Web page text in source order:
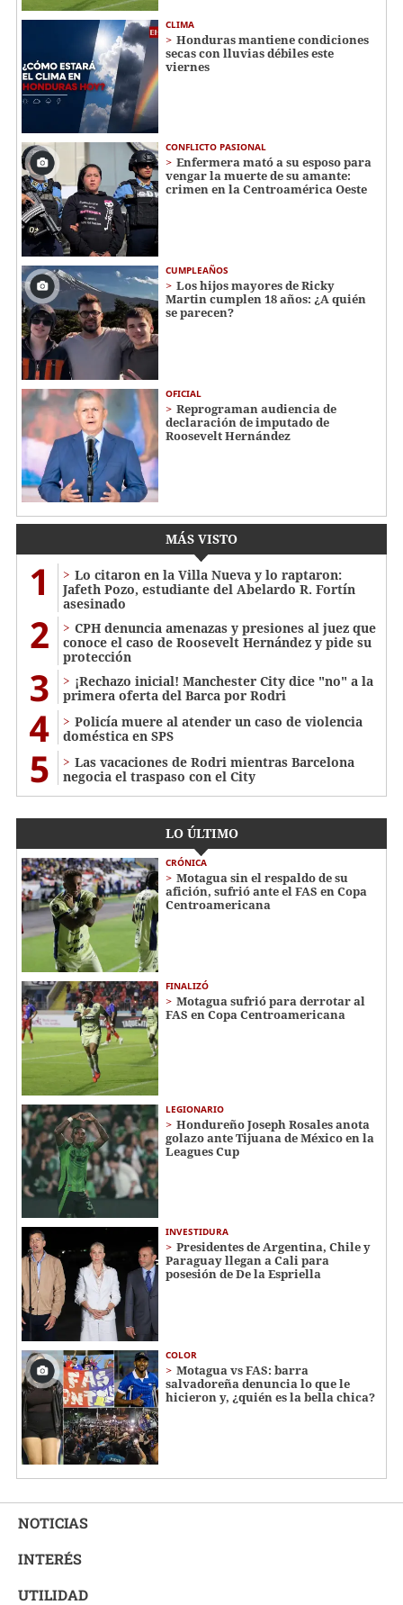
CLIMA
Honduras mantiene condiciones
secas con lluvias débiles este
viernes
CONFLICTO PASIONAL
Enfermera mató a su esposo para
vengar la muerte de su amante:
crimen en la Centroamérica Oeste
CUMPLEAÑOS
Los hijos mayores de Ricky
Martin cumplen 18 años: ¿A quién
se parecen?
OFICIAL
Reprograman audiencia de
declaración de imputado de
Roosevelt Hernández
MÁS VISTO
1
Lo citaron en la Villa Nueva y lo raptaron:
Jafeth Pozo, estudiante del Abelardo R. Fortín
asesinado
2
CPH denuncia amenazas y presiones al juez que
conoce el caso de Roosevelt Hernández y pide su
protección
3
¡Rechazo inicial! Manchester City dice "no" a la
primera oferta del Barca por Rodri
4
Policía muere al atender un caso de violencia
doméstica en SPS
5
Las vacaciones de Rodri mientras Barcelona
negocia el traspaso con el City
LO ÚLTIMO
CRÓNICA
Motagua sin el respaldo de su
afición, sufrió ante el FAS en Copa
Centroamericana
FINALIZÓ
Motagua sufrió para derrotar al
FAS en Copa Centroamericana
LEGIONARIO
Hondureño Joseph Rosales anota
golazo ante Tijuana de México en la
Leagues Cup
INVESTIDURA
Presidentes de Argentina, Chile y
Paraguay llegan a Cali para
posesión de De la Espriella
COLOR
Motagua vs FAS: barra
salvadoreña denuncia lo que le
hicieron y, ¿quién es la bella chica?
NOTICIAS
INTERÉS
UTILIDAD